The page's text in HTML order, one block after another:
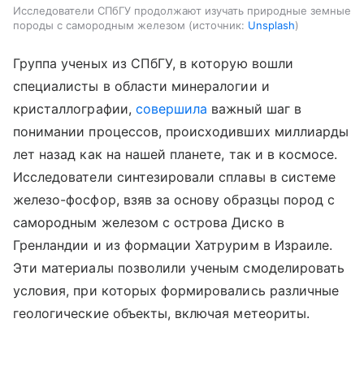
Исследователи СПбГУ продолжают изучать природные земные
породы с самородным железом
источник: Unsplash
Группа ученых из СПбГУ, в которую вошли
специалисты в области минералогии и
кристаллографии, совершила важный шаг в
понимании процессов, происходивших миллиарды
лет назад как на нашей планете, так и в космосе.
Исследователи синтезировали сплавы в системе
железо-фосфор, взяв за основу образцы пород с
самородным железом с острова Диско в
Гренландии и из формации Хатрурим в Израиле.
Эти материалы позволили ученым смоделировать
условия, при которых формировались различные
геологические объекты, включая метеориты.